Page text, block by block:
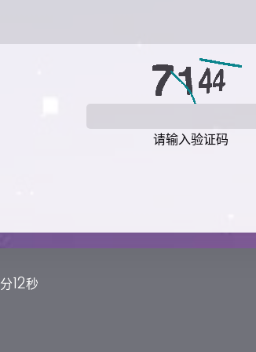
请输入验证码
分13秒